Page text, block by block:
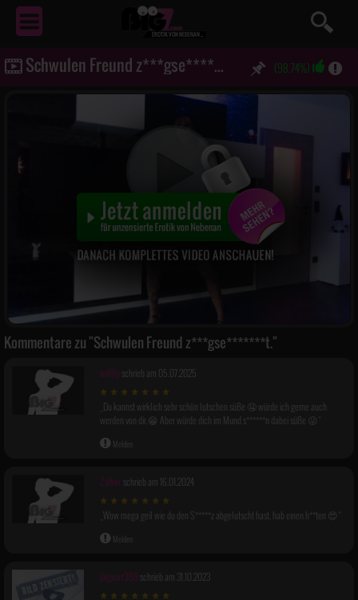
EROTIKVON NEBENAN ...
Schwulen Freund z***gse*******t. (98.74%)
Kommentare zu "Schwulen Freund z***gse*******t."
williy schrieb am 05.07.2025
Du kannst wirklich sehr schön lutschen süße 🤤 würde ich gerne auch
werden von dir.😁 Aber würde dich im Mund s******n dabei süße 😜
Melden
Zaherschrieb am 16.01.2024
Wow mega geil wie du den S*****z abgelutscht hast, hab einen h**ten 😍
Melden
jaguar359 schrieb am 31.10.2023